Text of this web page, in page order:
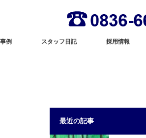
例 スタッフ日記 採用情報
最近の記事